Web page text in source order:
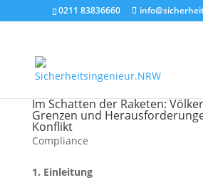
0211 83836660
Im Schatten der Raketen:
Grenzen und
Konflikt
Compliance
1. Einleitung